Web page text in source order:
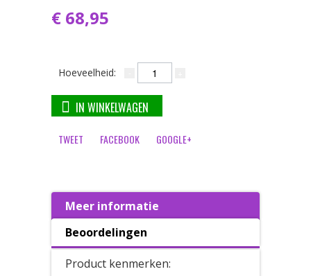
€ 68,95
Hoeveelheid:
IN WINKELWAGEN
TWEET FACEBOOK GOOGLE+
Meer informatie
Beoordelingen
Product kenmerken: